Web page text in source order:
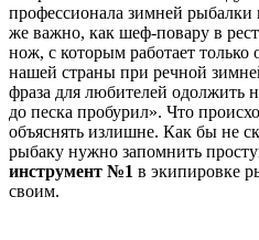
профессионала зимней рыбалки
же важно, как шеф-повару в
нож, с которым работает
нашей страны при речной
фраза для любителей одолжить
до песка пробурил». Что
объяснять излишне. Как бы не
рыбаку нужно запомнить
инструмент №1 в экипировке
своим.